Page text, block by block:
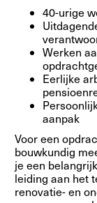
40-urige
Werken
Eerlijke
aanpak
Voor een
bouwkundig
je een
leiding aan het
renovatie- en